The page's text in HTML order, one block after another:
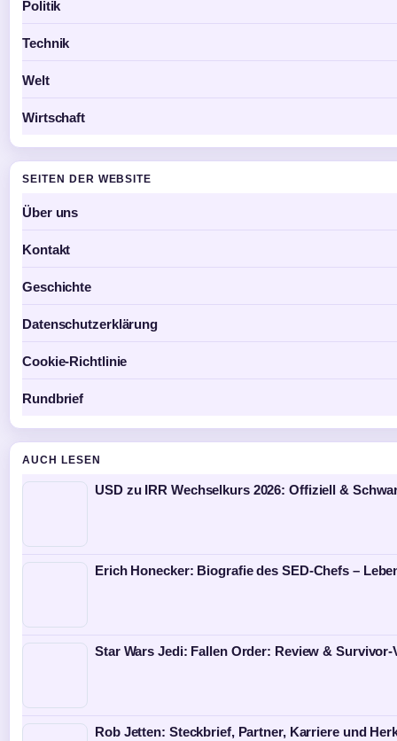
Politik
Technik
Welt
Wirtschaft
SEITEN DER WEBSITE
Über uns
Kontakt
Geschichte
Datenschutzerklärung
Cookie-Richtlinie
Rundbrief
AUCH LESEN
USD zu IRR Wechselkurs 2026: Offiziell &
Erich Honecker: Biografie des SED-Chefs –
Star Wars Jedi: Fallen Order: Review & Survivor-
Rob Jetten: Steckbrief, Partner, Karriere und